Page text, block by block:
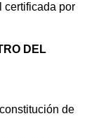
certificada por
DEL
de